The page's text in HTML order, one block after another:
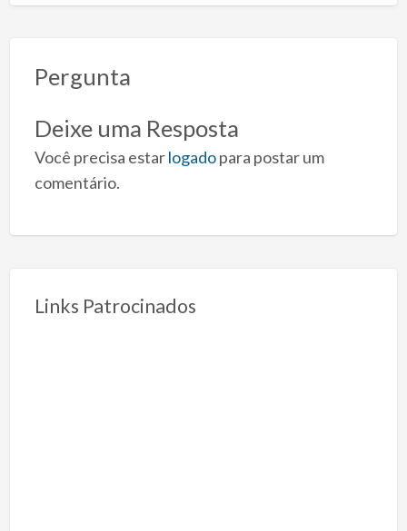
Pergunta
Deixe uma Resposta
Você precisa estarlogadopara postar um
comentário.
Links Patrocinados